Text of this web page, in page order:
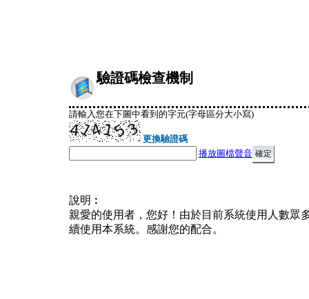
驗證碼檢查機制
請輸入您在下圖中看到的字元(字母區分大小寫)
更換驗證碼
播放圖檔聲音
說明︰
親愛的使用者，您好！由於目前系統使用人數眾
續使用本系統。感謝您的配合。